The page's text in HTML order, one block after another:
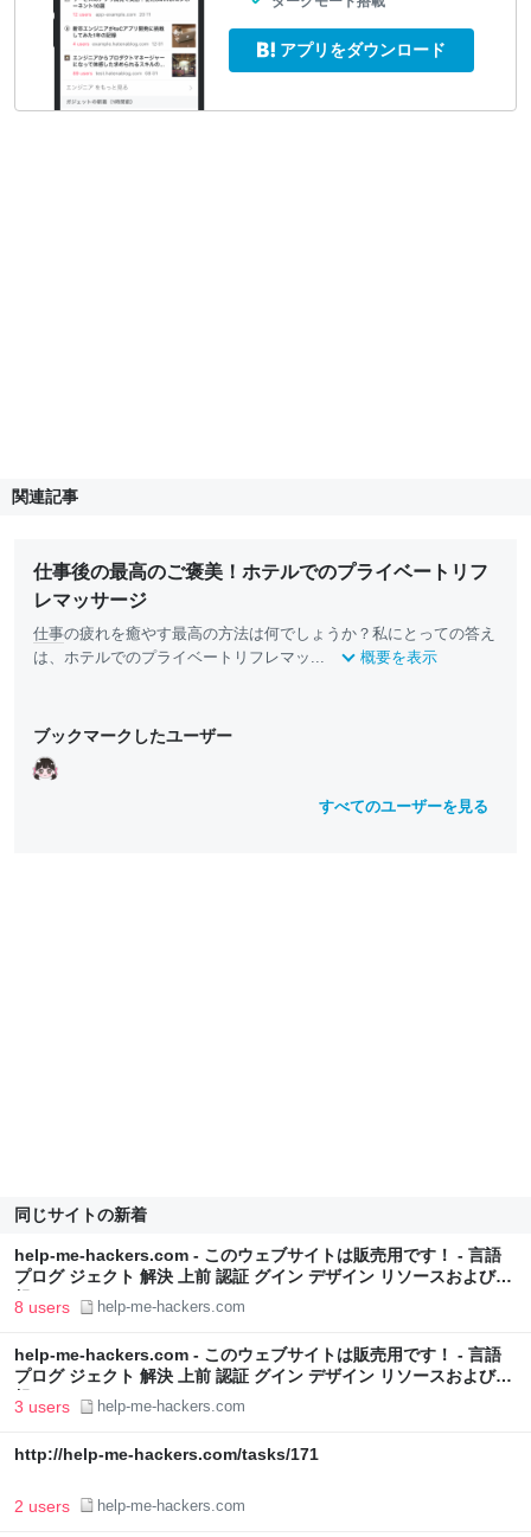
アプリをダウンロード
関連記事
仕事後の最高のご褒美！ホテルでのプライベートリフ
レマッサージ
仕事の疲れを癒やす最高の方法は何でしょうか？私にとっての答え
は、ホテルでのプライベートリフレマッ...
概要を表示
ブックマークしたユーザー
すべてのユーザーを見る
同じサイトの新着
help-me-hackers.com - このウェブサイトは販売用です！ - 言語
プログ ジェクト 解決 上前 認証 グイン デザイン リソースおよび情
報
8 users help-me-hackers.com
help-me-hackers.com - このウェブサイトは販売用です！ - 言語
プログ ジェクト 解決 上前 認証 グイン デザイン リソースおよび情
報
3 users help-me-hackers.com
http://help-me-hackers.com/tasks/171
2 users help-me-hackers.com